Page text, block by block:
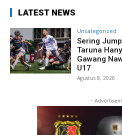
LATEST NEWS
Uncategorized
Sering
Taruna
Gawang
U17
Agustus 8, 2026
-